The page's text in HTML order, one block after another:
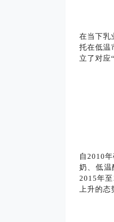
在当下乳
托在低温
立了对应
自2010
奶、低温
2015年
上升的态